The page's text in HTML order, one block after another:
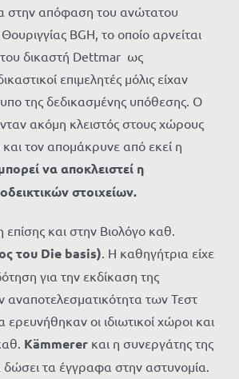
στην απόφαση του ανώτατου
BGH, το οποίο αρνείται
του δικαστή Dettmar ως
επιμελητές μόλις είχαν
της δεδικασμένης υπόθεσης. Ο
ακόμη κλειστός στους χώρους
τον απομάκρυνε από εκεί η
να αποκλειστεί η
στοιχείων.
και στην Βιολόγο καθ.
του Die basis). Η καθηγήτρια είχε
για την εκδίκαση της
αναποτελεσματικότητα των Τεστ
ερευνήθηκαν οι ιδιωτικοί χώροι και
Κämmerer και η συνεργάτης της
τα έγγραφα στην αστυνομία.